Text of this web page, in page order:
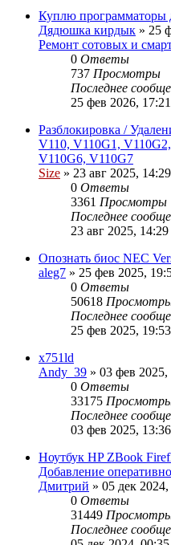
Куплю программаторы
Дядюшка кирдык » 25
Ремонт сотовых и
0 Ответы
737 Просмотры
Последнее
25 фев 2026, 17:21
Разблокировка /
V110, V110G1,
V110G6, V110G7
Size » 23 авг 2025, 14:29
0 Ответы
3361 Просмотры
Последнее
23 авг 2025, 14:29
Опознать биос NEC
aleg7 » 25 фев 2025,
0 Ответы
50618
Последнее
25 фев 2025, 19:53
x751ld
Andy_39 » 03 фев 2025,
0 Ответы
33175
Последнее
03 фев 2025, 13:36
Ноутбук HP ZBook
Добавление
Дмитрий » 05 дек
0 Ответы
31449
Последнее